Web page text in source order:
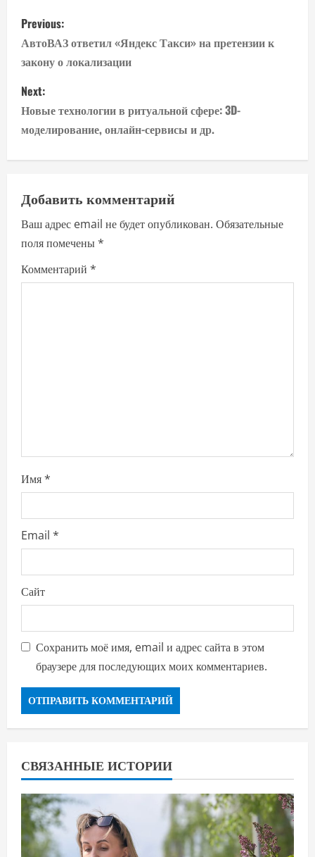
P
o
s
t
n
a
v
i
g
a
Previous:
АвтоВАЗ ответил «Яндекс Такси» на претензии к
закону о локализации
Next:
Новые технологии в ритуальной сфере: 3D-
моделирование, онлайн-сервисы и др.
Добавить комментарий
Ваш адрес email не будет опубликован. Обязательные
поля помечены*
Комментарий *
Имя*
Email *
Сайт
Сохранить моё имя, email и адрес сайта в этом
браузере для последующих моих комментариев.
СВЯЗАННЫЕ ИСТОРИИ